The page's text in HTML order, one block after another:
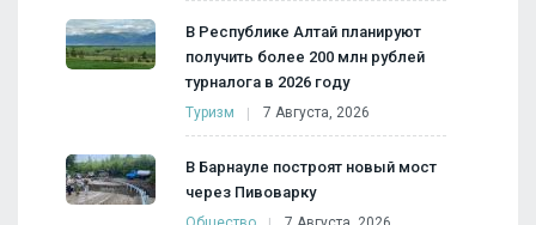
В Республике Алтай планируют
получить более 200 млн рублей
турналога в 2026 году
Туризм 7 Августа, 2026
В Барнауле построят новый мост
через Пивоварку